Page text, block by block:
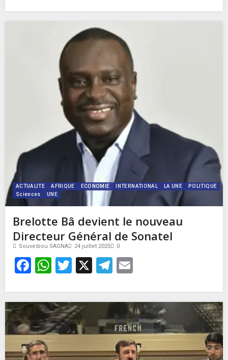
ACTUALITE AFRIQUE ECONOMIE INTERNATIONAL LA UNE
POLITIQUE
Sciences
UNE
Brelotte Bâ devient le nouveau
Directeur Général de Sonatel
Souveibou SAGNA 24 juillet 2025 0
Facebook
WhatsApp
Twitter
X Telegram